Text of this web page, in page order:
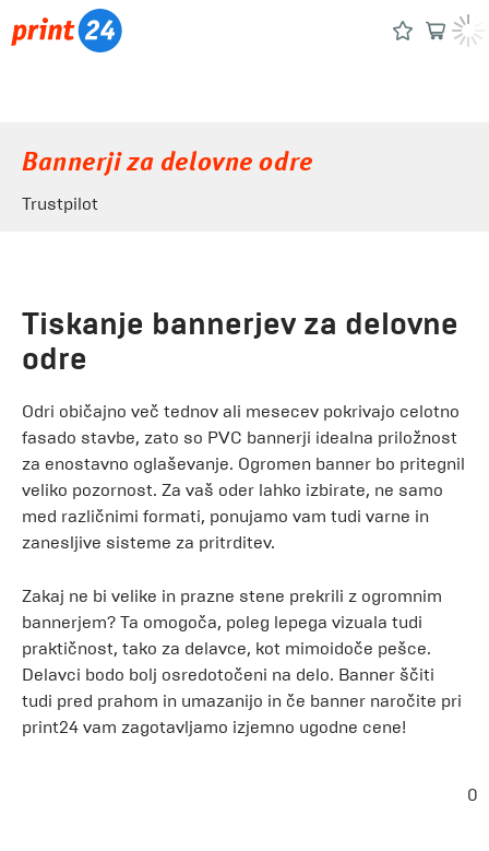
Bannerji za delovne odre
Trustpilot
Tiskanje bannerjev za delovne
odre
Odri običajno več tednov ali mesecev pokrivajo celotno
fasado stavbe, zato so PVC bannerji idealna priložnost
za enostavno oglaševanje. Ogromen banner bo pritegnil
veliko pozornost. Za vaš oder lahko izbirate, ne samo
med različnimi formati, ponujamo vam tudi varne in
zanesljive sisteme za pritrditev.
Zakaj ne bi velike in prazne stene prekrili z ogromnim
bannerjem? Ta omogoča, poleg lepega vizuala tudi
praktičnost, tako za delavce, kot mimoidoče pešce.
Delavci bodo bolj osredotočeni na delo. Banner ščiti
tudi pred prahom in umazanijo in če banner naročite pri
print24 vam zagotavljamo izjemno ugodne cene!
0